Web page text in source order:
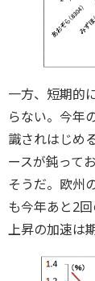
一方、短期的
らない。今年
識されはじめ
ースが鈍って
そうだ。欧州
も今年あと2
上昇の加速は